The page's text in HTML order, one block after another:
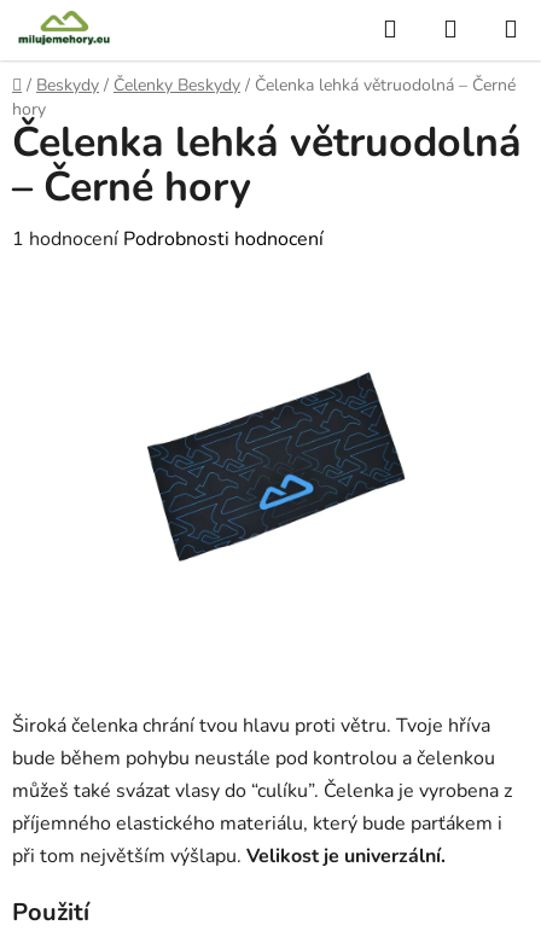
na
obsah
Hledat
KOŠÍK
Domů
/ Beskydy / Čelenky Beskydy / Čelenka lehká větruodolná – Černé
hory
Široká čelenka chrání tvou hlavu proti větru. Tvoje hříva
bude během pohybu neustále pod kontrolou a čelenkou
můžeš také svázat vlasy do “culíku”. Čelenka je vyrobena z
příjemného elastického materiálu, který bude parťákem i
při tom největším výšlapu. Velikost je univerzální.
Použití
Čelenka lehká větruodolná
– Černé hory
Průměrné
1 hodnocení Podrobnosti hodnocení